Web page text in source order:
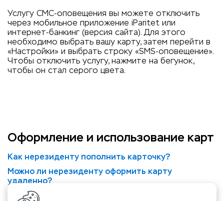
Услугу СМС-оповещения вы можете отключить
через мобильное приложение iParitet или
интернет-банкинг (версия сайта). Для этого
необходимо выбрать вашу карту, затем перейти в
«Настройки» и выбрать строку «SMS-оповещение».
Чтобы отключить услугу, нажмите на бегунок,
чтобы он стал серого цвета.
Оформление и использование карт
Как нерезиденту пополнить карточку?
Можно ли нерезиденту оформить карту
удаленно?
Можно ли снять валюту с карты другого банка?